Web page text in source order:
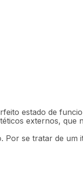
estado de
externos, que
Por se tratar de